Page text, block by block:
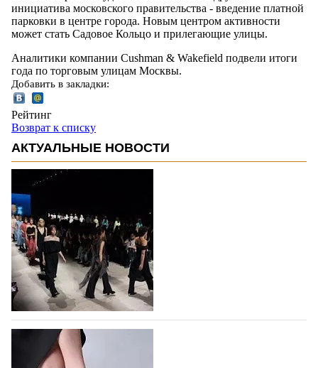
инициатива московского правительства - введение платной
парковки в центре города. Новым центром активности
может стать Садовое Кольцо и прилегающие улицы.
Аналитики компании Cushman & Wakefield подвели итоги
года по торговым улицам Москвы.
Добавить в закладки:
Рейтинг
Возврат к списку
АКТУАЛЬНЫЕ НОВОСТИ
На участие в Московской неделе моды
подано 1047 заявок